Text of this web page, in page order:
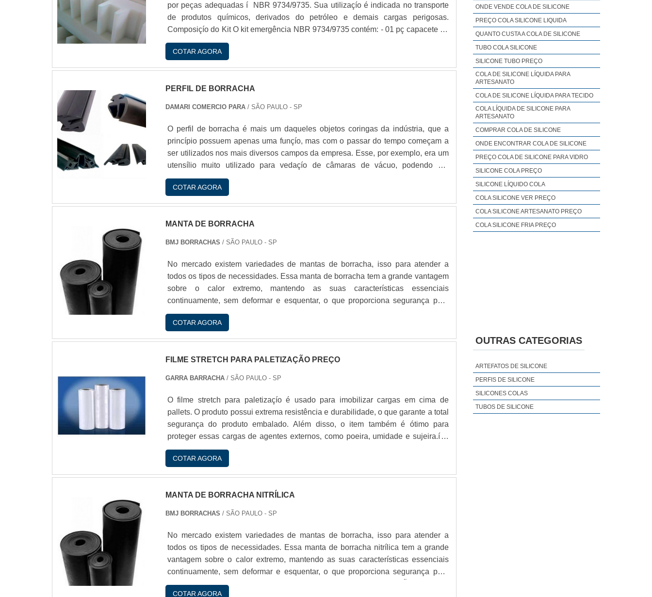
por peças adequadas í NBR 9734/9735. Sua utilizaçío é indicada no transporte
de produtos quí­micos, derivados do petróleo e demais cargas perigosas.
Composiçío do Kit O kit emergência NBR 9734/9735 contém: - 01 pç capacete de
segurança - 01 pç óculos ampla visío - 01 pç avental de pvc - 01 pr bota de
borracha altura sete léguas - 01 pr par de luvas de pvc punho 26 1Âªlinha - 01 pç
máscara semifaci.
COTAR AGORA
PERFIL DE BORRACHA
DAMARI COMERCIO PARA/ SÃO PAULO - SP
O perfil de borracha é mais um daqueles objetos coringas da indústria, que a
princípio possuem apenas uma funçío, mas com o passar do tempo começam a
ser utilizados nos mais diversos campos da empresa. Esse, por exemplo, era um
utensílio muito utilizado para vedaçío de câmaras de vácuo, podendo ser
adaptado de acordo com a necessidade do cliente, com o tempo as pessoas
perceberam que graças a essa versatilidade de tamanho e formato, os perfis de
borracha poderiam ser utilizados em outros segment.
COTAR AGORA
MANTA DE BORRACHA
BMJ BORRACHAS / SÃO PAULO - SP
No mercado existem variedades de mantas de borracha, isso para atender a
todos os tipos de necessidades. Essa manta de borracha tem a grande vantagem
sobre o calor extremo, mantendo as suas características essenciais
continuamente, sem deformar e esquentar, o que proporciona segurança para
atividades realizadas em temperaturas elevadas. PRINCIPAIS
CARACTERÍSTICAS DAS MANTAS DE BORRACHAAs propriedades das
mantas de silicone Orion SB-9107 tem boa resistência à ampla faixa de
COTAR AGORA
FILME STRETCH PARA PALETIZAÇÃO PREÇO
GARRA BARRACHA/ SÃO PAULO - SP
O filme stretch para paletizaçío é usado para imobilizar cargas em cima de
pallets. O produto possui extrema resistência e durabilidade, o que garante a total
segurança do produto embalado. Além disso, o item também é ótimo para
proteger essas cargas de agentes externos, como poeira, umidade e sujeira.í‰
comum que, na hora de buscar esse tipo de produto, as pessoas joguem no
mecanismo de busca filme stretch para paletizaçío preço
COTAR AGORA
MANTA DE BORRACHA NITRÍLICA
BMJ BORRACHAS / SÃO PAULO - SP
No mercado existem variedades de mantas de borracha, isso para atender a
todos os tipos de necessidades. Essa manta de borracha nitrílica tem a grande
vantagem sobre o calor extremo, mantendo as suas características essenciais
continuamente, sem deformar e esquentar, o que proporciona segurança para
atividades realizadas em temperaturas elevadas. MAIS INFORMAÇÕES SOBRE
COTAR AGORA
ONDE VENDE COLA DE SILICONE
PREÇO COLA SILICONE LIQUIDA
QUANTO CUSTA A COLA DE SILICONE
TUBO COLA SILICONE
SILICONE TUBO PREÇO
COLA DE SILICONE LÍQUIDA PARA
ARTESANATO
COLA DE SILICONE LÍQUIDA PARA TECIDO
COLA LÍQUIDA DE SILICONE PARA
ARTESANATO
COMPRAR COLA DE SILICONE
ONDE ENCONTRAR COLA DE SILICONE
PREÇO COLA DE SILICONE PARA VIDRO
SILICONE COLA PREÇO
SILICONE LÍQUIDO COLA
COLA SILICONE VER PREÇO
COLA SILICONE ARTESANATO PREÇO
COLA SILICONE FRIA PREÇO
OUTRAS CATEGORIAS
ARTEFATOS DE SILICONE
PERFIS DE SILICONE
SILICONES COLAS
TUBOS DE SILICONE